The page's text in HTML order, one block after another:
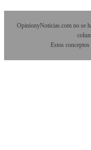
OpinionyNoticias.com no se
Estos